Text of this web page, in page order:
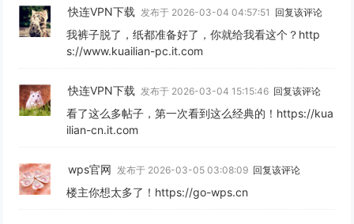
快连VPN下载 发布于 2026-03-04 04:57:51 回复该评论
我裤子脱了，纸都准备好了，你就给我看这个？http
s://www.kuailian-pc.it.com
快连VPN下载 发布于 2026-03-04 15:15:46 回复该评论
看了这么多帖子，第一次看到这么经典的！https://kua
ilian-cn.it.com
wps官网 发布于 2026-03-05 03:08:09 回复该评论
楼主你想太多了！https://go-wps.cn